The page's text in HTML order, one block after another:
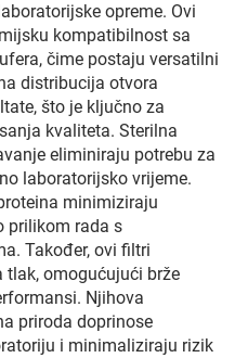
opreme. Ovi
kompatibilnost sa
čime postaju versatilni
distribucija otvora
što je ključno za
kvaliteta. Sterilna
eliminiraju potrebu za
laboratorijsko vrijeme.
minimiziraju
prilikom rada s
Također, ovi filtri
tlak, omogućujući brže
Njihova
priroda doprinose
i minimaliziraju rizik